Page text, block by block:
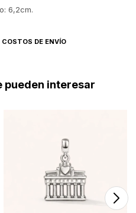
6,2cm.
DE ENVÍO
pueden interesar